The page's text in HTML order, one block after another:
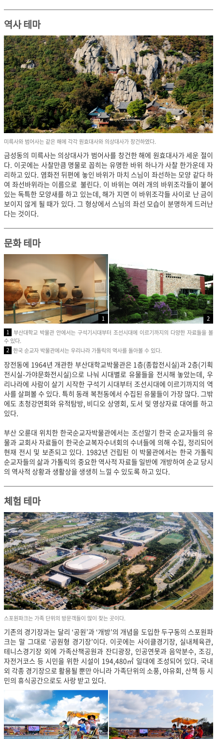
역사 테마
미륵사와 범어사는 같은 해에 각각 원효대사와 의상대사가 창건하였다.
금성동의 미륵사는 의상대사가 범어사를 창건한 해에 원효대사가 세운 절이
다. 이곳에는 사찰만큼 명물로 꼽히는 유명한 바위 하나가 사찰 한가운데 자
리하고 있다. 염화전 뒤편에 놓인 바위가 마치 스님이 좌선하는 모양 같다 하
여 좌선바위라는 이름으로 불린다. 이 바위는 여러 개의 바위조각들이 붙어
있는 독특한 모양새를 하고 있는데, 해가 지면 이 바위조각들 사이로 난 금이
보이지 않게 될 때가 있다. 그 형상에서 스님의 좌선 모습이 분명하게 드러난
다는 것이다.
문화 테마
1
2
1 부산대학교 박물관 안에서는 구석기시대부터 조선시대에 이르기까지의 다양한 자료들을 볼
수 있다.
2 한국 순교자 박물관에서는 우리나라 가톨릭의 역사를 돌아볼 수 있다.
장전동에 1964년 개관한 부산대학교박물관은 1층(종합전시실)과 2층(기획
전시실-가야문화전시실)으로 나눠 시대별로 유물들을 전시해 놓았는데, 우
리나라에 사람이 살기 시작한 구석기 시대부터 조선시대에 이르기까지의 역
사를 살펴볼 수 있다. 특히 동래 복천동에서 수집된 유물들이 가장 많다. 그밖
에도 초청강연회와 유적탐방, 비디오 상영회, 도서 및 영상자료 대여를 하고
있다.
부산 오륜대 위치한 한국순교자박물관에서는 조선말기 한국 순교자들의 유
물과 교회사 자료들이 한국순교복자수녀회의 수녀들에 의해 수집, 정리되어
현재 전시 및 보존되고 있다. 1982년 건립된 이 박물관에서는 한국 가톨릭
순교자들의 삶과 가톨릭의 중요한 역사적 자료들 일반에 개방하여 순교 당시
의 역사적 상황과 생활상을 생생히 느낄 수 있도록 하고 있다.
체험 테마
스포원파크는 가족 단위의 방문객들이 많이 찾는 곳이다.
기존의 경기장과는 달리 ‘공원’과 ‘개방’의 개념을 도입한 두구동의 스포원파
크는 말 그대로 ‘공원형 경기장’이다. 이곳에는 사이클경기장, 실내체육관,
테니스경기장 외에 가족산책공원과 잔디광장, 인공연못과 음악분수, 조깅,
자전거코스 등 시민을 위한 시설이 194,480㎡ 일대에 조성되어 있다. 국내
외 각종 경기장으로 활용될 뿐만 아니라 가족단위의 소풍, 야유회, 산책 등 시
민의 휴식공간으로도 사랑 받고 있다.